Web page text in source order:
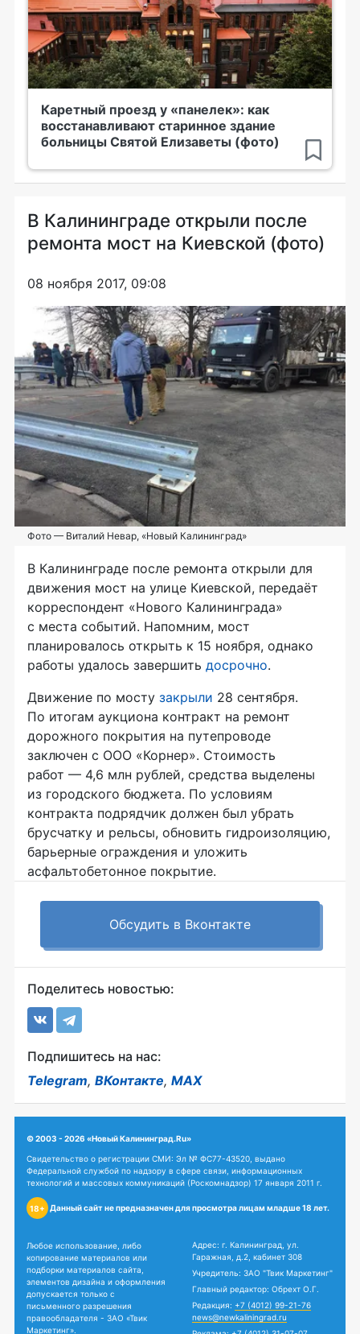
Каретный проезд у «панелек»: как
восстанавливают старинное здание
больницы Святой Елизаветы (фото)
В Калининграде открыли после
ремонта мост на Киевской (фото)
08 ноября 2017, 09:08
Фото — Виталий Невар, «Новый Калининград»
В Калининграде после ремонта открыли для
движения мост на улице Киевской, передаёт
корреспондент «Нового Калининграда»
с места событий. Напомним, мост
планировалось открыть к 15 ноября, однако
работы удалось завершить досрочно.
Движение по мосту закрыли 28 сентября.
По итогам аукциона контракт на ремонт
дорожного покрытия на путепроводе
заключен с ООО «Корнер». Стоимость
работ — 4,6 млн рублей, средства выделены
из городского бюджета. По условиям
контракта подрядчик должен был убрать
брусчатку и рельсы, обновить гидроизоляцию,
барьерные ограждения и уложить
асфальтобетонное покрытие.
Обсудить в Вконтакте
Поделитесь новостью:
Подпишитесь на нас:
Telegram, ВКонтакте, MAX
© 2003 - 2026 «Новый Калининград.Ru»
Свидетельство о регистрации СМИ: Эл № ФС77-43520, выдано
Федеральной службой по надзору в сфере связи, информационных
технологий и массовых коммуникаций (Роскомнадзор) 17 января 2011 г.
18+ Данный сайт не предназначен для просмотра лицам младше 18 лет.
Любое использование, либо
копирование материалов или
подборки материалов сайта,
элементов дизайна и оформления
допускается только с
письменного разрешения
правообладателя - ЗАО «Твик
Маркетинг».
Адрес: г. Калининград, ул.
Гаражная, д.2, кабинет 308
Учредитель: ЗАО "Твик Маркетинг"
Главный редактор: Обрехт О.Г.
Редакция: +7 (4012) 99-21-76
news@newkaliningrad.ru